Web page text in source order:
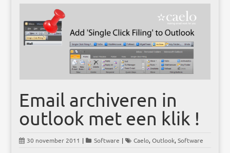
Email archiveren in
outlook met een klik !
30 november 2011 | Software | Caelo,Outlook,Software